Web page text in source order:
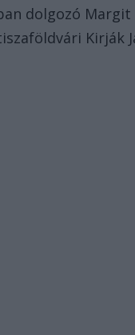
dolgozó Margit
Kirják